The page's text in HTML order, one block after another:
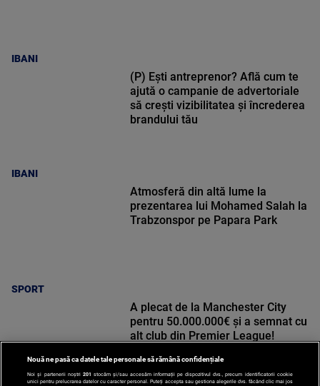
IBANI
IBANI
(P) Ești antreprenor? Află cum te
ajută o campanie de advertoriale
să crești vizibilitatea și încrederea
brandului tău
SPORT
Atmosferă din altă lume la
prezentarea lui Mohamed Salah la
Trabzonspor pe Papara Park
A plecat de la Manchester City
pentru 50.000.000€ și a semnat cu
alt club din Premier League!
Nouă ne pasă ca datele tale personale să rămână confidențiale
Noi și partenerii noștri 201 stocăm și/sau accesăm informații pe dispozitivul dvs., precum identificatorii cookie
unici pentru prelucrarea datelor cu caracter personal. Puteți accepta sau gestiona alegerile dvs. făcând clic mai jos